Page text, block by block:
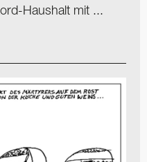
Haushalt mit ...